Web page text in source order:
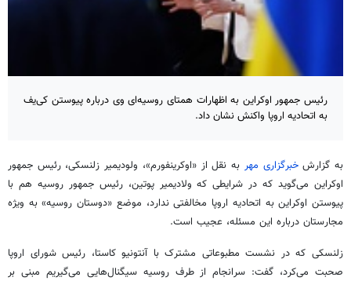
رئیس جمهور اوکراین به اظهارات همتای روسیه‌ای وی درباره پیوستن کی‌یف
به اتحادیه اروپا واکنش نشان داد.
به گزارشخبرگزاری مهر به نقل از «اوکرینفورم»، ولودیمیر زلنسکی، رئیس جمهور
اوکراین می‌گوید که در شرایطی که ولادیمیر پوتین، رئیس جمهور روسیه هم با
پیوستن اوکراین به اتحادیه اروپا مخالفتی ندارد، موضع «دوستان روسیه» به ویژه
مجارستان درباره این مسئله، عجیب است.
زلنسکیکه در نشست مطبوعاتی مشترک با آنتونیوکاستا، رئیس شورای اروپا
صحبت می‌کرد، گفت: سرانجام از طرف روسیه سیگنال‌هایی می‌گیریم مبنی بر